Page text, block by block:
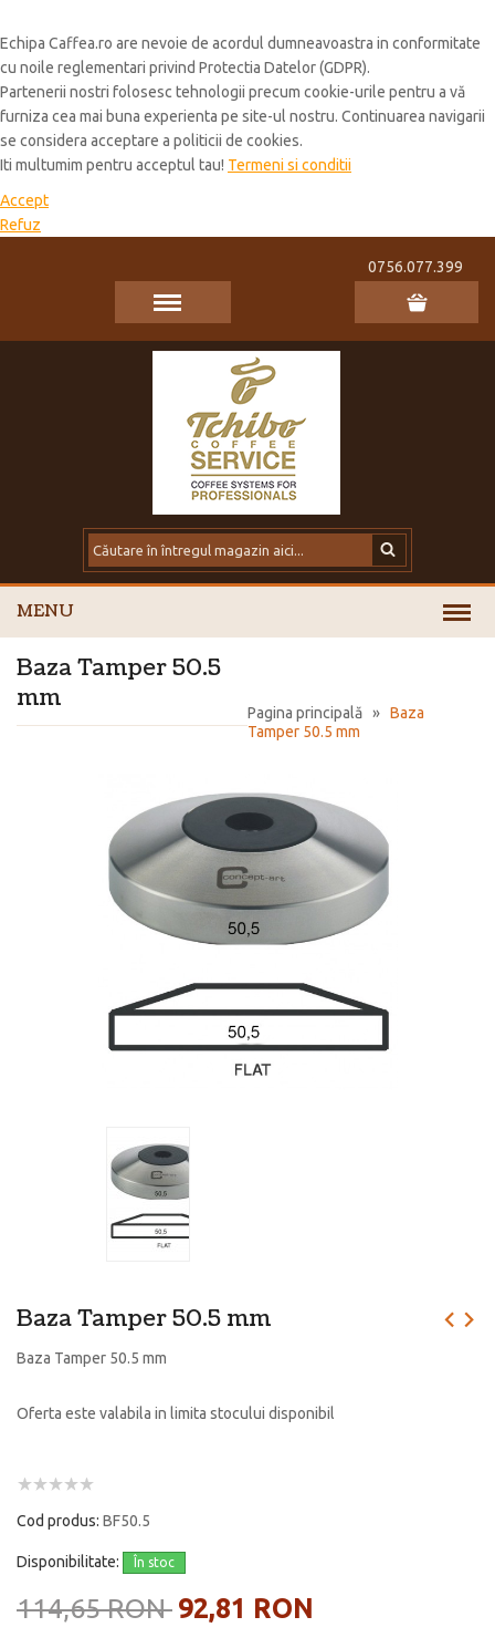
Echipa Caffea.ro are nevoie de acordul dumneavoastra in conformitate
cu noile reglementari privind Protectia Datelor (GDPR).
Partenerii nostri folosesc tehnologii precum cookie-urile pentru a vă
furniza cea mai buna experienta pe site-ul nostru. Continuarea navigarii
se considera acceptare a politicii de cookies.
Iti multumim pentru acceptul tau! Termeni si conditii
Accept
Refuz
0756.077.399
MENU
Pagina principală » Baza
Tamper 50.5 mm
Baza Tamper 50.5
mm
Baza Tamper 50.5 mm
Baza Tamper 50.5 mm
Oferta este valabila in limita stocului disponibil
Cod produs: BF50.5
Disponibilitate: În stoc
114,65 RON 92,81 RON